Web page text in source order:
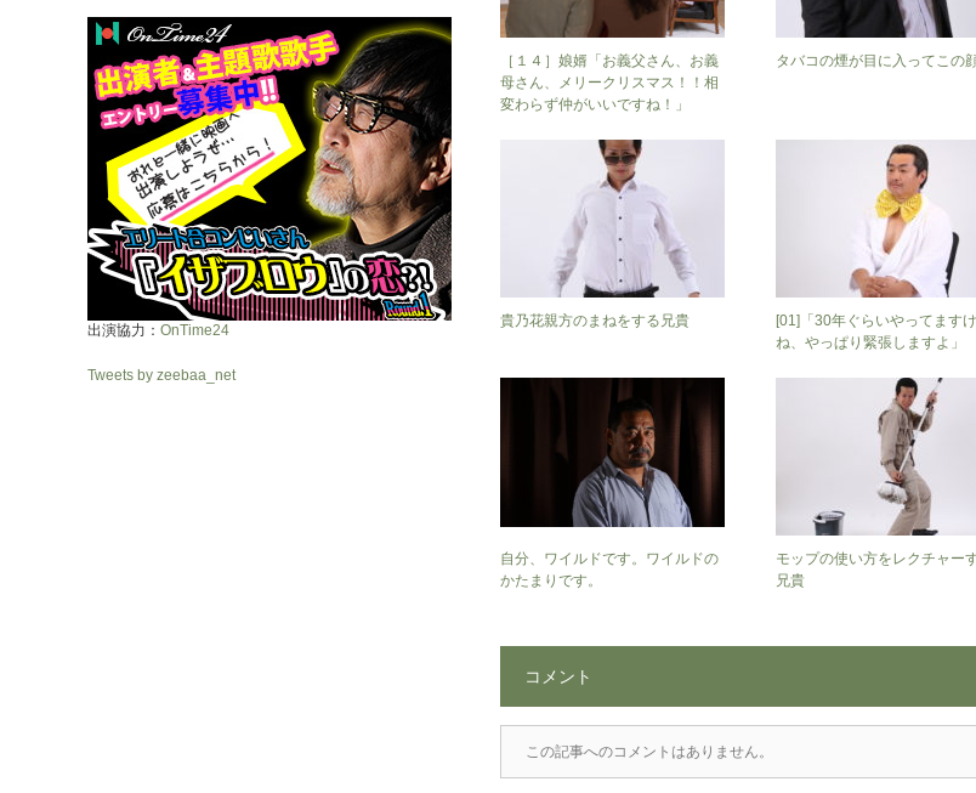
［１４］娘婿「お義父さん、お義
母さん、メリークリスマス！！相
変わらず仲がいいですね！」
タバコの煙が目に入ってこの
貴乃花親方のまねをする兄貴
[01]「30年ぐらいやってます
ね、やっぱり緊張しますよ」
自分、ワイルドです。ワイルドの
かたまりです。
モップの使い方をレクチャー
兄貴
コメント
この記事へのコメントはありません。
出演協力： OnTime24
Tweets by zeebaa_net